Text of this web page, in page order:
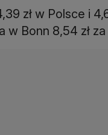
zł w Polsce i
w Bonn 8,54 zł